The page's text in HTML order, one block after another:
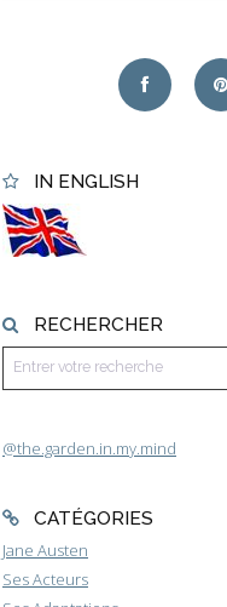
IN ENGLISH
RECHERCHER
@the.garden.in.my.mind
CATÉGORIES
Jane Austen
Ses Acteurs